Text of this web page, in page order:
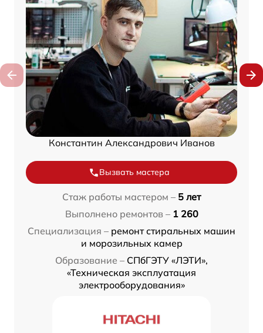
Константин Александрович Иванов
Вызвать мастера
Стаж работы мастером – 5 лет
Выполнено ремонтов – 1 260
Специализация – ремонт стиральных машин
и морозильных камер
Образование – СПбГЭТУ «ЛЭТИ»,
«Техническая эксплуатация
электрооборудования»